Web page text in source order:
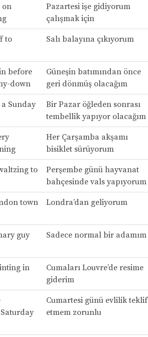
on
Pazartesi işe gidiyorum
çalışmak için
to
Salı balayına çıkıyorum
before
down
Güneşin batımından önce
geri dönmüş olacağım
Sunday
Bir Pazar öğleden sonrası
tembellik yapıyor olacağım
Her Çarşamba akşamı
bisiklet sürüyorum
to
Perşembe günü hayvanat
bahçesinde vals yapıyorum
town Londra’dan geliyorum
guy Sadece normal bir adamım
in
Cumaları Louvre’de resime
giderim
Cumartesi günü evlilik teklif
etmem zorunlu